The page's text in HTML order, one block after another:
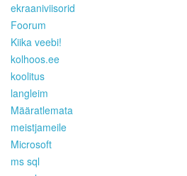
ekraaniviisorid
Foorum
Kiika veebi!
kolhoos.ee
koolitus
langleim
Määratlemata
meistjameile
Microsoft
ms sql